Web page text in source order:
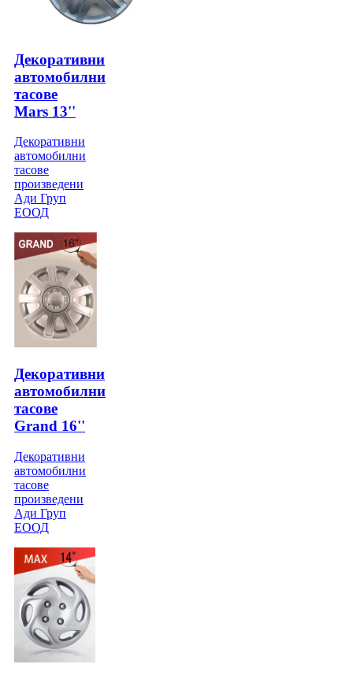
Декоративни
автомобилни
тасове
Mars 13''
Декоративни
автомобилни
тасове
произведени
Ади Груп
ЕООД
Декоративни
автомобилни
тасове
Grand 16''
Декоративни
автомобилни
тасове
произведени
Ади Груп
ЕООД